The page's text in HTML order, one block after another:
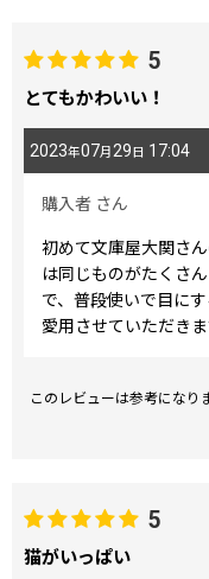
5
とてもかわいい！
2023年07月 29日 17:04
購入者 さん
初めて文庫屋大関さ
は同じものがたくさ
で、普段使いで目に
愛用させていただきま
このレビューは参考になり
5
猫がいっぱい